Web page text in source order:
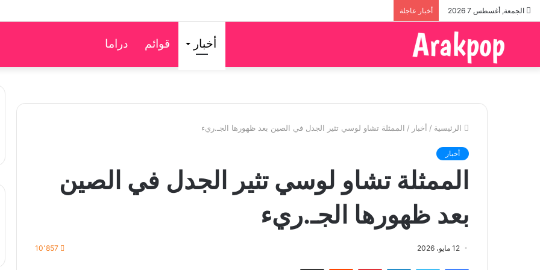
الجمعة, أغسطس 7 2026 أخبار عاجلة
أخبار قوائم دراما
الرئيسية / أخبار / الممثلة تشاو لوسي تثير الجدل في الصين بعد ظهورها الجـ.ريء
أخبار
الممثلة تشاو لوسي تثير الجدل في الصين
بعد ظهورها الجـ.ريء
12 مايو، 2026 10٬857